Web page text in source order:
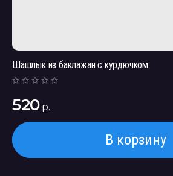
Шашлык из баклажан с курдючком
520р.
В корзину